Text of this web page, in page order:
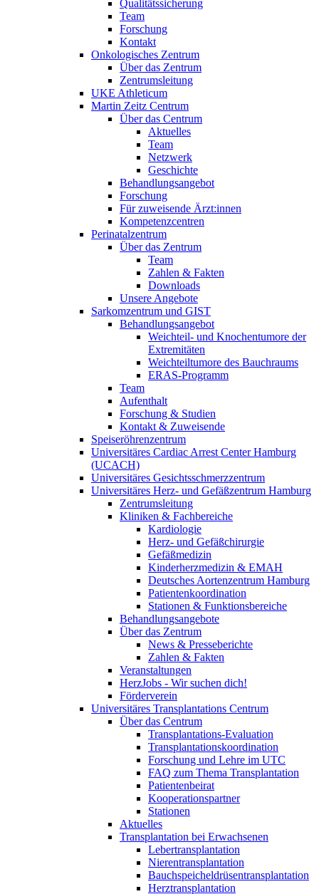
Qualitätssicherung
Team
Forschung
Kontakt
Onkologisches Zentrum
Über das Zentrum
Zentrumsleitung
UKE Athleticum
Martin Zeitz Centrum
Über das Centrum
Aktuelles
Team
Netzwerk
Geschichte
Behandlungsangebot
Forschung
Für zuweisende Ärzt:innen
Kompetenzcentren
Perinatalzentrum
Über das Zentrum
Team
Zahlen & Fakten
Downloads
Unsere Angebote
Sarkomzentrum und GIST
Behandlungsangebot
Weichteil- und Knochentumore der
Extremitäten
Weichteiltumore des Bauchraums
ERAS-Programm
Team
Aufenthalt
Forschung & Studien
Kontakt & Zuweisende
Speiseröhrenzentrum
Universitäres Cardiac Arrest Center Hamburg
(UCACH)
Universitäres Gesichtsschmerzzentrum
Universitäres Herz- und Gefäßzentrum Hamburg
Zentrumsleitung
Kliniken & Fachbereiche
Kardiologie
Herz- und Gefäßchirurgie
Gefäßmedizin
Kinderherzmedizin & EMAH
Deutsches Aortenzentrum Hamburg
Patientenkoordination
Stationen & Funktionsbereiche
Behandlungsangebote
Über das Zentrum
News & Presseberichte
Zahlen & Fakten
Veranstaltungen
HerzJobs - Wir suchen dich!
Förderverein
Universitäres Transplantations Centrum
Über das Centrum
Transplantations-Evaluation
Transplantationskoordination
Forschung und Lehre im UTC
FAQ zum Thema Transplantation
Patientenbeirat
Kooperationspartner
Stationen
Aktuelles
Transplantation bei Erwachsenen
Lebertransplantation
Nierentransplantation
Bauchspeicheldrüsentransplantation
Herztransplantation